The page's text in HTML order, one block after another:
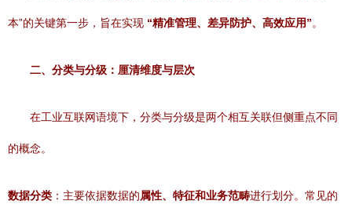
本”的关键第一步，旨在实现 “精准管理、差异防护、高效应用”。
二、分类与分级：厘清维度与层次
在工业互联网语境下，分类与分级是两个相互关联但侧重点不同
的概念。
数据分类 ：主要依据数据的属性、特征和业务范畴进行划分。常见的